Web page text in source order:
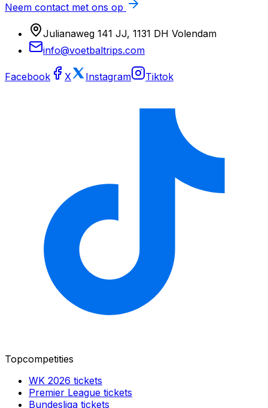
Neem contact met ons op
Julianaweg 141 JJ, 1131 DH Volendam
info@voetbaltrips.com
Facebook X Instagram Tiktok
Topcompetities
WK 2026 tickets
Premier League tickets
Bundesliga tickets